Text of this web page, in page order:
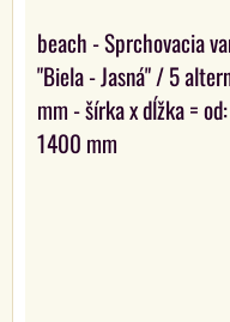
beach - Sprchovacia
"Biela - Jasná" / 5
mm - šírka x dĺžka =
1400 mm